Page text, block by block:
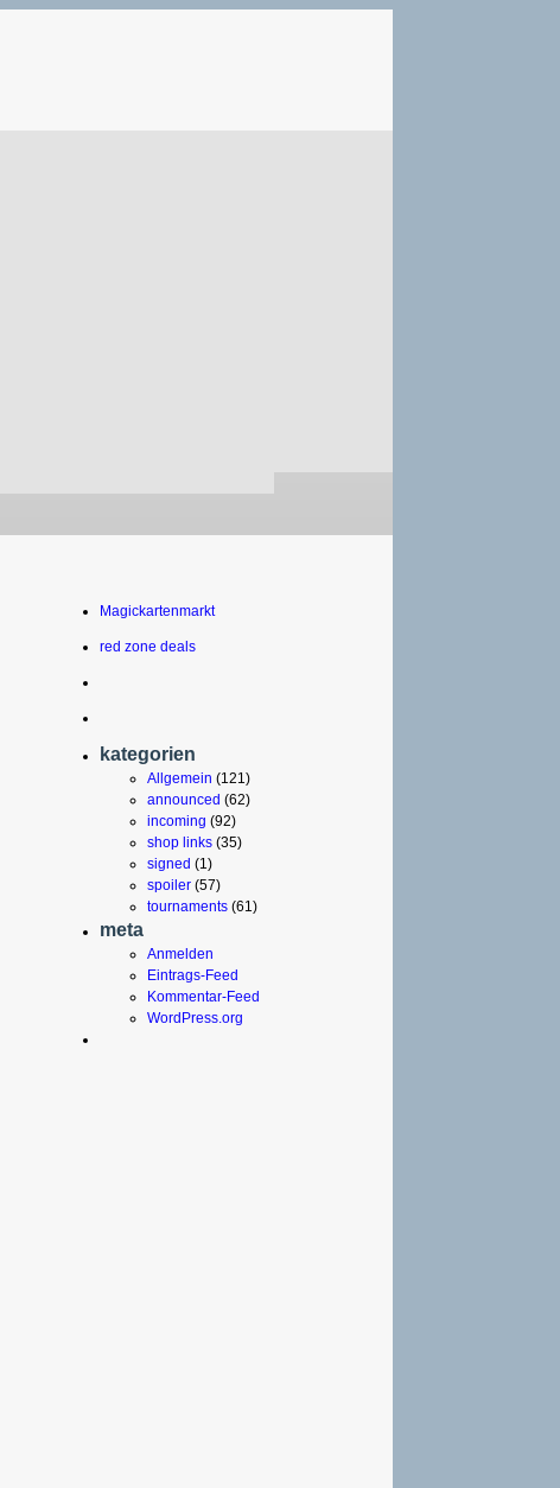
Magickartenmarkt
red zone deals
kategorien
Allgemein (121)
announced (62)
incoming (92)
shop links (35)
signed (1)
spoiler (57)
tournaments (61)
meta
Anmelden
Eintrags-Feed
Kommentar-Feed
WordPress.org